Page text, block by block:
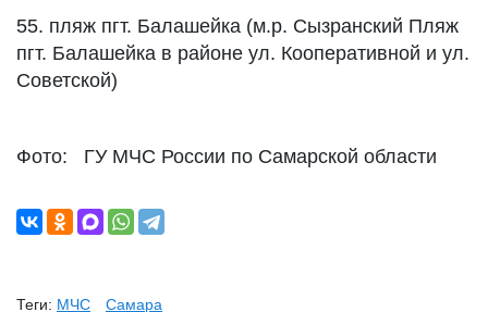
55. пляж пгт. Балашейка (м.р. Сызранский Пляж
пгт. Балашейка в районе ул. Кооперативной и ул.
Советской)
Фото: ГУ МЧС России по Самарской области
Теги: МЧС Самара